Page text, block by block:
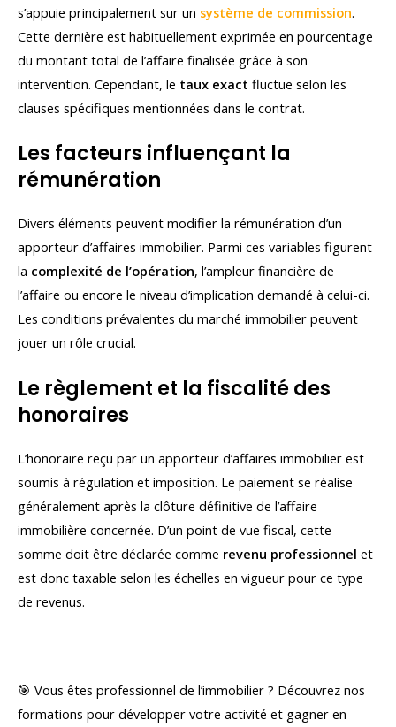
s’appuie principalement sur un système de commission.
Cette dernière est habituellement exprimée en pourcentage
du montant total de l’affaire finalisée grâce à son
intervention. Cependant, le taux exact fluctue selon les
clauses spécifiques mentionnées dans le contrat.
Les facteurs influençant la
rémunération
Divers éléments peuvent modifier la rémunération d’un
apporteur d’affaires immobilier. Parmi ces variables figurent
la complexité de l’opération, l’ampleur financière de
l’affaire ou encore le niveau d’implication demandé à celui-ci.
Les conditions prévalentes du marché immobilier peuvent
jouer un rôle crucial.
Le règlement et la fiscalité des
honoraires
L’honoraire reçu par un apporteur d’affaires immobilier est
soumis à régulation et imposition. Le paiement se réalise
généralement après la clôture définitive de l’affaire
immobilière concernée. D’un point de vue fiscal, cette
somme doit être déclarée comme revenu professionnel et
est donc taxable selon les échelles en vigueur pour ce type
de revenus.
🎯 Vous êtes professionnel de l’immobilier ? Découvrez nos
formations pour développer votre activité et gagner en